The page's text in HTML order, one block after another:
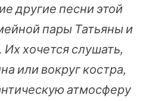
другие песни этой
пары Татьяны и
хочется слушать,
или вокруг костра,
атмосферу